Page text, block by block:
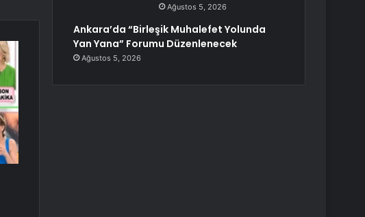
Ağustos 5, 2026
Ankara’da “Birleşik Muhalefet Yolunda
Yan Yana” Forumu Düzenlenecek
Ağustos 5, 2026